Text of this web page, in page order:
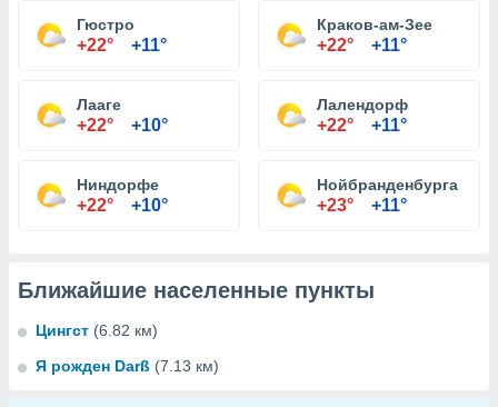
Гюстро
+22° +11°
Краков-ам-Зее
+22° +11°
Лааге
+22° +10°
Лалендорф
+22° +11°
Ниндорфе
+22° +10°
Нойбранденбурга
+23° +11°
Ближайшие населенные пункты
Цингст (6.82 км)
Я рожден Darß (7.13 км)